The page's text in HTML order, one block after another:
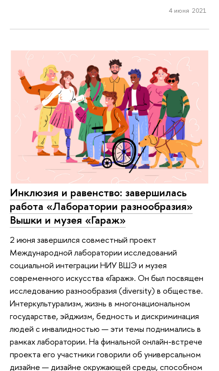
4 июня 2021
Инклюзия и равенство: завершилась
работа «Лаборатории разнообразия»
Вышки и музея «Гараж»
2 июня завершился совместный проект
Международной лаборатории исследований
социальной интеграции НИУ ВШЭ и музея
современного искусства «Гараж». Он был посвящен
исследованию разнообразия (diversity) в обществе.
Интеркультурализм, жизнь в многонациональном
государстве, эйджизм, бедность и дискриминация
людей с инвалидностью — эти темы поднимались в
рамках лаборатории. На финальной онлайн-встрече
проекта его участники говорили об универсальном
дизайне — дизайне окружающей среды, способном